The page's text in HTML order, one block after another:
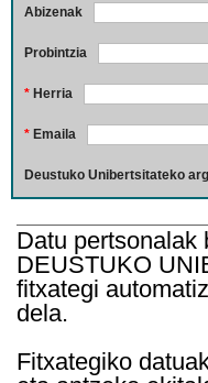
Abizenak
Probintzia
* Herria
* Emaila
Deustuko Unibertsitateko
Datu pertsonalak
DEUSTUKO
fitxategi
dela.
Fitxategiko